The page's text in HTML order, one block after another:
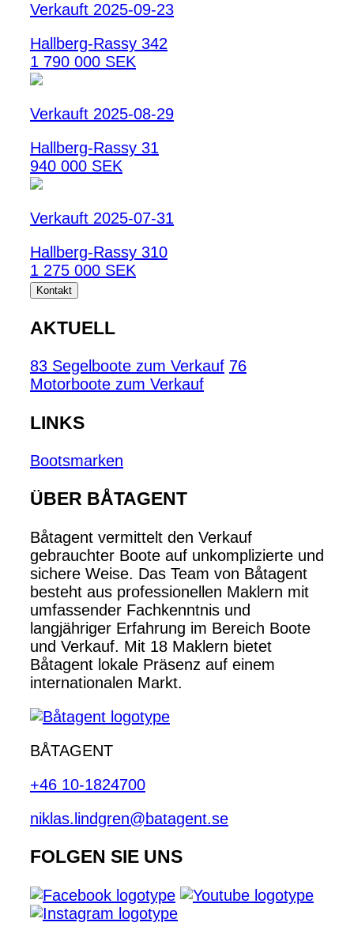
Verkauft 2025-09-23
Hallberg-Rassy 342
1 790 000 SEK
Verkauft 2025-08-29
Hallberg-Rassy 31
940 000 SEK
Verkauft 2025-07-31
Hallberg-Rassy 310
1 275 000 SEK
Kontakt
AKTUELL
83 Segelboote zum Verkauf 76
Motorboote zum Verkauf
LINKS
Bootsmarken
ÜBER BÅTAGENT
Båtagent vermittelt den Verkauf
gebrauchter Boote auf unkomplizierte und
sichere Weise. Das Team von Båtagent
besteht aus professionellen Maklern mit
umfassender Fachkenntnis und
langjähriger Erfahrung im Bereich Boote
und Verkauf. Mit 18 Maklern bietet
Båtagent lokale Präsenz auf einem
internationalen Markt.
BÅTAGENT
+46 10-1824700
niklas.lindgren@batagent.se
FOLGEN SIE UNS